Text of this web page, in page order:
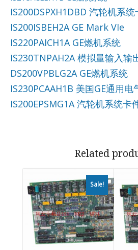
IS200DSPXH1DBD 汽轮机系统
IS200ISBEH2A GE Mark VIe
IS220PAICH1A GE燃机系统
IS230TNPAH2A 模拟量输入输
DS200VPBLG2A GE燃机系统
IS230PCAAH1B 美国GE通用电
IS200EPSMG1A 汽轮机系统卡
Related
Sale!